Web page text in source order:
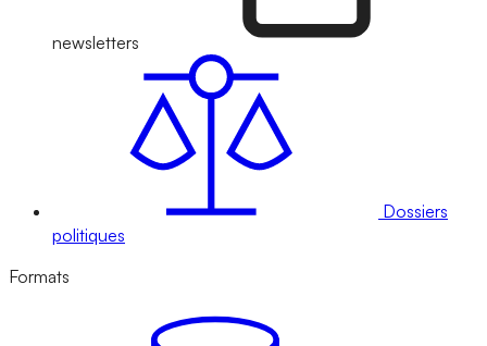
newsletters
Dossiers
politiques
Formats